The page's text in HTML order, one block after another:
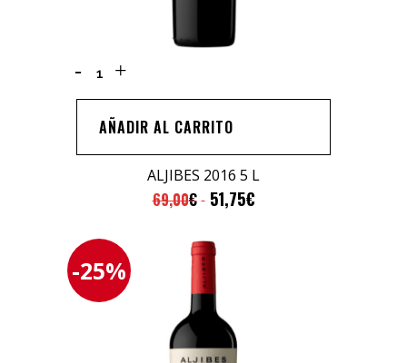
ALJIBES
AÑADIR AL CARRITO
ALJIBES 2016 5 L
69,00€ 51,75€
-25%